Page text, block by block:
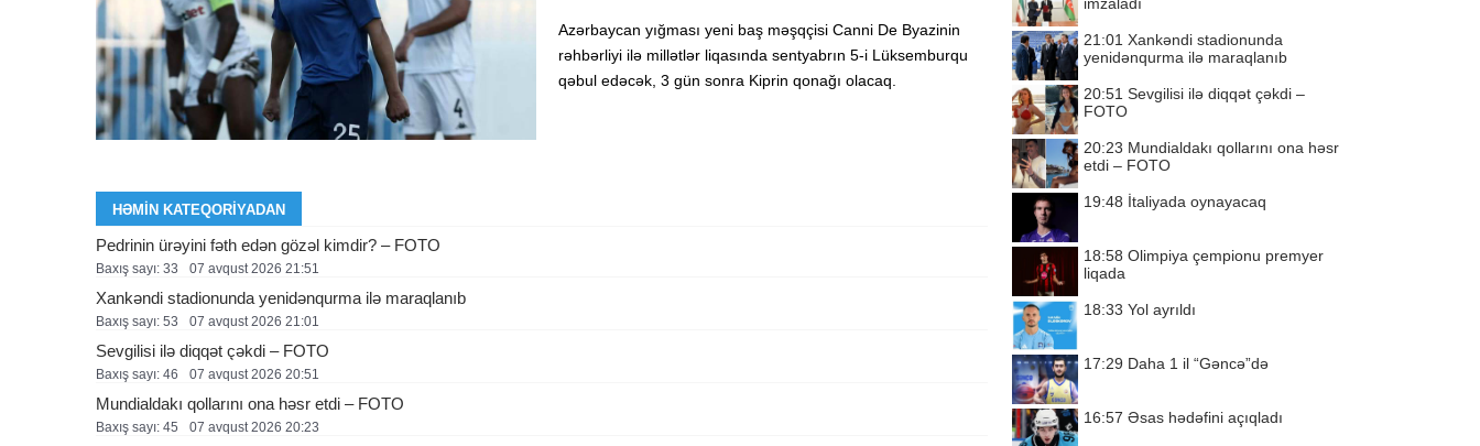
Azərbaycan yığması yeni baş məşqçisi Canni De Byazinin
rəhbərliyi ilə millətlər liqasında sentyabrın 5-i Lüksemburqu
qəbul edəcək, 3 gün sonra Kiprin qonağı olacaq.
HƏMIN KATEQORIYADAN
Pedrinin ürəyini fəth edən gözəl kimdir? – FOTO
Baxış sayı: 33 07 avqust 2026 21:51
Xankəndi stadionunda yenidənqurma ilə maraqlanıb
Baxış sayı: 53 07 avqust 2026 21:01
Sevgilisi ilə diqqət çəkdi – FOTO
Baxış sayı: 46 07 avqust 2026 20:51
Mundialdakı qollarını ona həsr etdi – FOTO
Baxış sayı: 45 07 avqust 2026 20:23
21:01 Xankəndi stadionunda
yenidənqurma ilə maraqlanıb
20:51 Sevgilisi ilə diqqət çəkdi –
FOTO
20:23 Mundialdakı qollarını ona həsr
etdi – FOTO
19:48 İtaliyada oynayacaq
18:58 Olimpiya çempionu premyer
liqada
18:33 Yol ayrıldı
17:29 Daha 1 il “Gəncə”də
16:57 Əsas hədəfini açıqladı